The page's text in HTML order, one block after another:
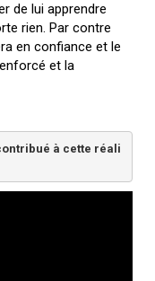
de lui apprendre
rien. Par contre
en confiance et le
et la
à cette réali